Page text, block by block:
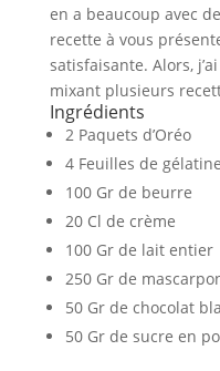
en a beaucoup avec
recette à vous
satisfaisante. Alors,
mixant plusieurs
Ingrédients
2 Paquets d’Oréo
4 Feuilles de gélatine
100 Gr de beurre
20 Cl de crème
100 Gr de lait entier
250 Gr de
50 Gr de chocolat
50 Gr de sucre en